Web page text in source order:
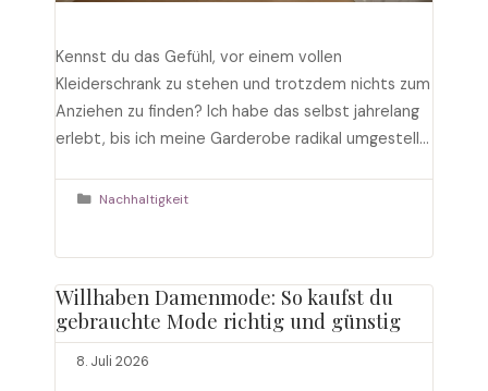
Kennst du das Gefühl, vor einem vollen
Kleiderschrank zu stehen und trotzdem nichts zum
Anziehen zu finden? Ich habe das selbst jahrelang
erlebt, bis ich meine Garderobe radikal umgestellt
zehn Jahren mit Frauen, die genau dieses Problem
Kategorien
Nachhaltigkeit
Willhaben Damenmode: So kaufst du
gebrauchte Mode richtig und günstig
8. Juli 2026